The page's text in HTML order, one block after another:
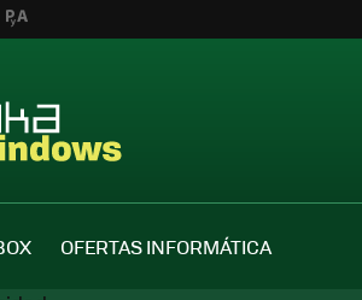
OFERTAS INFORMÁTICA